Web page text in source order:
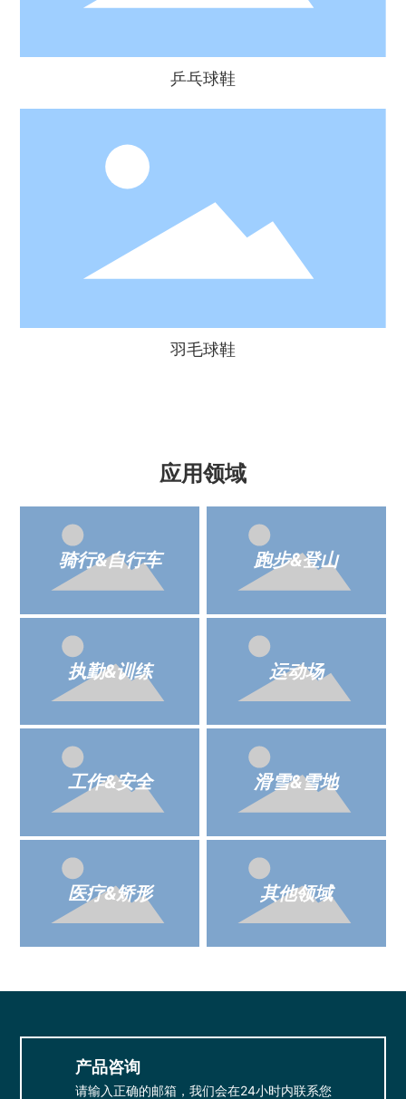
乒乓球鞋
羽毛球鞋
应用领域
骑行&自行车 跑步&登山
执勤&训练 运动场
工作&安全 滑雪&雪地
医疗&矫形 其他领域
产品咨询
请输入正确的邮箱，我们会在24小时内联系您